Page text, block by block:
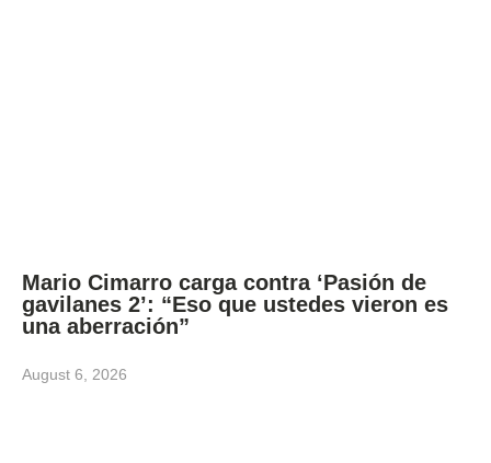
Mario Cimarro carga contra ‘Pasión de
gavilanes 2’: “Eso que ustedes vieron es
una aberración”
August 6, 2026